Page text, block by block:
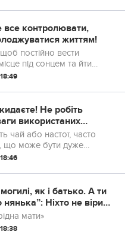
своє життя.
все контролювати,
життям!
постійно вести
під сонцем та йти
б не почати
всі уроки, які
вас доля?Не робіть
використаних
чай або настої, часто
що може бути дуже
чайні пакетики.
як і батько. А ти
нянька”: Ніхто не вірив,
за...
мати»